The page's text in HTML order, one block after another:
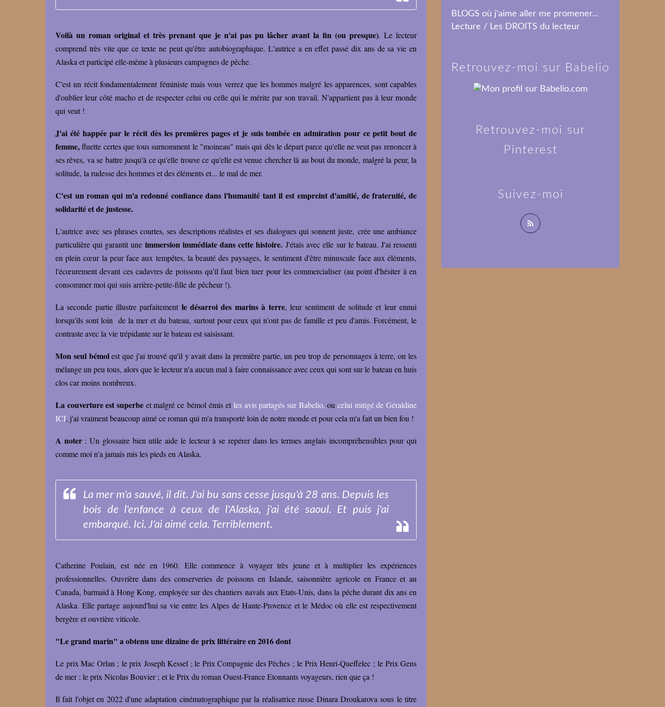
Voilà un roman original et très prenant que je n'ai pas pu lâcher avant la fin (ou presque). Le lecteur
comprend très vite que ce texte ne peut qu'être autobiographique. L'autrice a en effet passé dix ans de sa vie en
Alaska et participé elle-même à plusieurs campagnes de pêche.
C'est un récit fondamentalement féministe mais vous verrez que les hommes malgré les apparences, sont capables
d'oublier leur côté macho et de respecter celui ou celle qui le mérite par son travail. N'appartient pas à leur monde
qui veut !
J'ai été happée par le récit dès les premières pages et je suis tombée en admiration pour ce petit bout de
femme,fluette certes que tous surnomment le "moineau" mais qui dès le départ parce qu'elle ne veut pas renoncer à
ses rêves, va se battre jusqu'à ce qu'elle trouve ce qu'elle est venue chercher là au bout du monde, malgré la peur, la
solitude, la rudesse des hommes et des éléments et... le mal de mer.
C'est un roman qui m'a redonné confiance dans l'humanité tant il est empreint d'amitié, de fraternité, de
solidarité et de justesse.
L'autrice avec ses phrases courtes, ses descriptions réalistes et ses dialogues qui sonnent juste, crée une ambiance
particulière qui garantit une immersion immédiate dans cette histoire. J'étais avec elle sur le bateau. J'ai ressenti
en plein cœur la peur face aux tempêtes, la beauté des paysages, le sentiment d'être minuscule face aux éléments,
l'écœurement devant ces cadavres de poissons qu'il faut bien tuer pour les commercialiser (au point d'hésiter à en
consommer moi qui suis arrière-petite-fille de pêcheur !).
La seconde partie illustre parfaitement le désarroi des marins à terre, leur sentiment de solitude et leur ennui
lorsqu'ils sont loin de la mer et du bateau, surtout pour ceux qui n'ont pas de famille et peu d'amis. Forcément, le
contraste avec la vie trépidante sur le bateau est saisissant.
Mon seul bémolest que j'ai trouvé qu'il y avait dans la première partie, un peu trop de personnages à terre, on les
mélange un peu tous, alors que le lecteur n'a aucun mal à faire connaissance avec ceux qui sont sur le bateau en huis
clos car moins nombreux.
La couverture est superbe et malgré ce bémol émis et les avis partagés sur Babelio, ou celui mitigé de Géraldine
ICI, j'ai vraiment beaucoup aimé ce roman qui m'a transporté loin de notre monde et pour cela m'a fait un bien fou !
A noter : Un glossaire bien utile aide le lecteur à se repérer dans les termes anglais incompréhensibles pour qui
comme moi n'a jamais mis les pieds en Alaska.
La mer m'a sauvé, il dit. J'ai bu sans cesse jusqu'à 28 ans. Depuis les
bois de l'enfance à ceux de l'Alaska, j'ai été saoul. Et puis j'ai
embarqué. Ici. J'ai aimé cela. Terriblement.
Catherine Poulain, est née en 1960. Elle commence à voyager très jeune et à multiplier les expériences
professionnelles. Ouvrière dans des conserveries de poissons en Islande, saisonnière agricole en France et au
Canada, barmaid à Hong Kong, employée sur des chantiers navals aux Etats-Unis, dans la pêche durant dix ans en
Alaska. Elle partage aujourd'hui sa vie entre les Alpes de Haute-Provence et le Médoc où elle est respectivement
bergère et ouvrière viticole.
"Le grand marin" a obtenu une dizaine de prix littéraire en 2016 dont
Le prix Mac Orlan ; le prix Joseph Kessel ; le Prix Compagnie des Pêches ; le Prix Henri-Queffelec ; le Prix Gens
de mer ; le prix Nicolas Bouvier ; et le Prix du roman Ouest-France Etonnants voyageurs, rien que ça !
Il fait l'objet en 2022 d'une adaptation cinématographique par la réalisatrice russe Dinara Droukarova sous le titre
BLOGS où j'aime aller me promener...
Lecture / Les DROITS du lecteur
Suivez-moi
Retrouvez-moi sur Babelio
Retrouvez-moi sur
Pinterest